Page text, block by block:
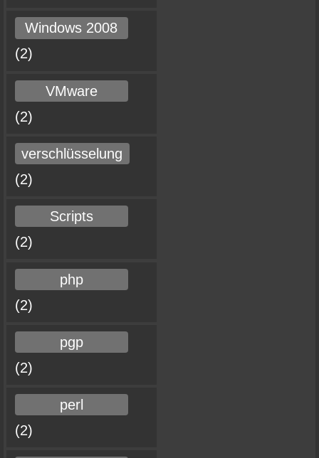
Windows 2008
(2)
VMware
(2)
verschlüsselung
(2)
Scripts
(2)
php
(2)
pgp
(2)
perl
(2)